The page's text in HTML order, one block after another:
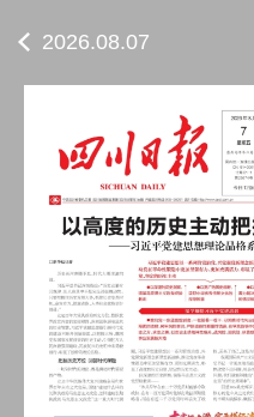
2026.08.07